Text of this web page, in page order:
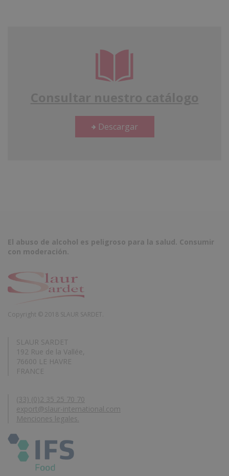
Descargar
El abuso de alcohol es peligroso para la salud. Consumir
con moderación.
Copyright © 2018 SLAUR SARDET.
SLAUR SARDET
192 Rue de la Vallée,
76600 LE HAVRE
FRANCE
(33) (0)2 35 25 70 70
export@slaur-international.com
Menciones legales.